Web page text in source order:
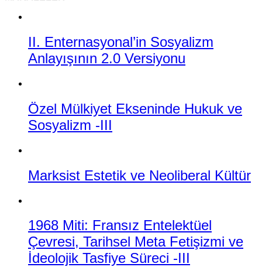
II. Enternasyonal’in Sosyalizm
Anlayışının 2.0 Versiyonu
Özel Mülkiyet Ekseninde Hukuk ve
Sosyalizm -III
Marksist Estetik ve Neoliberal Kültür
1968 Miti: Fransız Entelektüel
Çevresi, Tarihsel Meta Fetişizmi ve
İdeolojik Tasfiye Süreci -III